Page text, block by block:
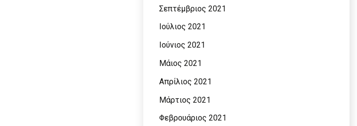
Σεπτέμβριος 2021
Ιούλιος 2021
Ιούνιος 2021
Μάιος 2021
Απρίλιος 2021
Μάρτιος 2021
Φεβρουάριος 2021